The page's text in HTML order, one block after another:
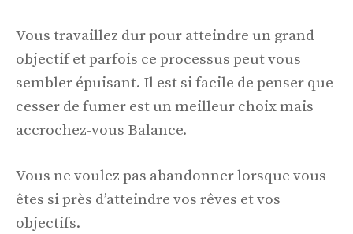
Vous travaillez dur pour atteindre un grand
objectif et parfois ce processus peut vous
sembler épuisant. Il est si facile de penser que
cesser de fumer est un meilleur choix mais
accrochez-vous Balance.
Vous ne voulez pas abandonner lorsque vous
êtes si près d’atteindre vos rêves et vos
objectifs.